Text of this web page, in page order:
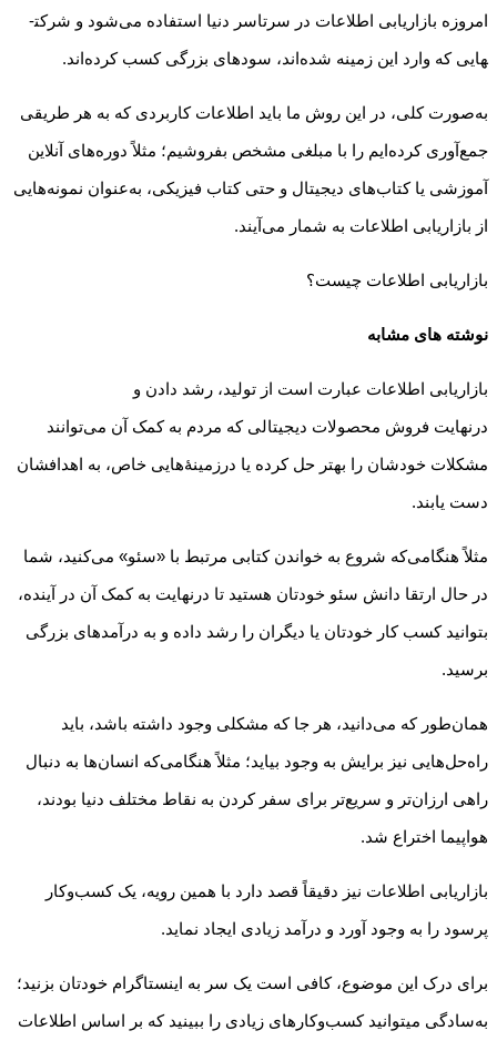
امروزه بازاریابی اطلاعات در سرتاسر دنیا استفاده می‌شود و شرکت­­
هایی که وارد این زمینه شده‌اند، سودهای بزرگی کسب کرده‌اند.
به‌صورت کلی، در این روش ما باید اطلاعات کاربردی که به هر طریقی
جمع‌آوری کرده‌ایم را با مبلغی مشخص بفروشیم؛ مثلاً دوره‌های آنلاین
آموزشی یا کتاب‌های دیجیتال و حتی کتاب فیزیکی، به‌عنوان نمونه‌هایی
از بازاریابی اطلاعات به شمار می‌آیند.
بازاریابی اطلاعات چیست؟
نوشته های مشابه
بازاریابی اطلاعات عبارت است از تولید، رشد دادن و
درنهایت فروش محصولات دیجیتالی که مردم به کمک آن می‌توانند
مشکلات خودشان را بهتر حل کرده یا درزمینهٔ‌هایی خاص، به اهدافشان
دست یابند.
مثلاً هنگامی‌که شروع به خواندن کتابی مرتبط با «سئو» می‌کنید، شما
در حال ارتقا دانش سئو خودتان هستید تا درنهایت به کمک آن در آینده،
بتوانید کسب کار خودتان یا دیگران را رشد داده و به درآمدهای بزرگی
برسید.
همان‌طور که می‌دانید، هر جا که مشکلی وجود داشته باشد، باید
راه‌حل‌هایی نیز برایش به وجود بیاید؛ مثلاً هنگامی‌که انسان‌ها به دنبال
راهی ارزان‌تر و سریع‌تر برای سفر کردن به نقاط مختلف دنیا بودند،
هواپیما اختراع شد.
بازاریابی اطلاعات نیز دقیقاً قصد دارد با همین رویه، یک کسب‌وکار
پرسود را به وجود آورد و درآمد زیادی ایجاد نماید.
برای درک این موضوع، کافی است یک سر به اینستاگرام خودتان بزنید؛
به‌سادگی می­توانید کسب‌وکارهای زیادی را ببینید که بر اساس اطلاعات